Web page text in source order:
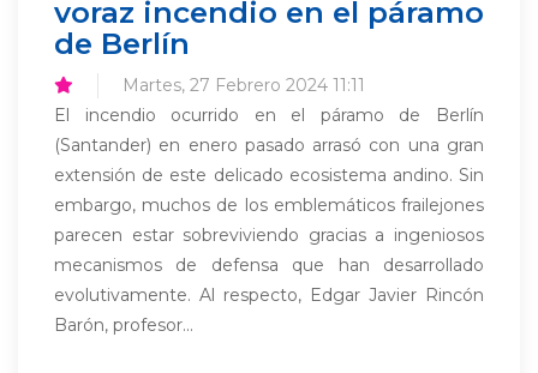
voraz incendio en el páramo
de Berlín
Martes, 27 Febrero 2024 11:11
El incendio ocurrido en el páramo de Berlín
(Santander) en enero pasado arrasó con una gran
extensión de este delicado ecosistema andino. Sin
embargo, muchos de los emblemáticos frailejones
parecen estar sobreviviendo gracias a ingeniosos
mecanismos de defensa que han desarrollado
evolutivamente. Al respecto, Edgar Javier Rincón
Barón, profesor...